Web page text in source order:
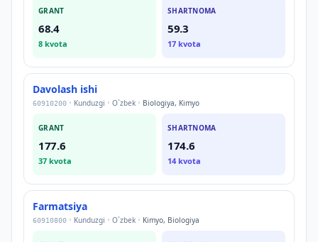
GRANT
68.4
8 kvota
SHARTNOMA
59.3
17 kvota
Davolash ishi
60910200 • Kunduzgi • O`zbek • Biologiya, Kimyo
GRANT
177.6
37 kvota
SHARTNOMA
174.6
14 kvota
Farmatsiya
60910800 • Kunduzgi • O`zbek • Kimyo, Biologiya